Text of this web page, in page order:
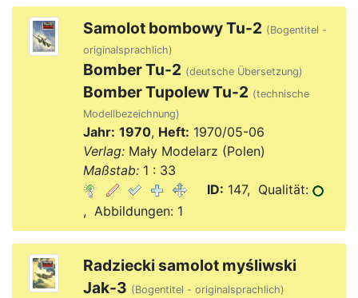
Samolot bombowy Tu-2 (Bogentitel -
originalsprachlich)
Bomber Tu-2 (deutsche Übersetzung)
Bomber Tupolew Tu-2 (technische
Modellbezeichnung)
Jahr: 1970, Heft: 1970/05-06
Verlag:Mały Modelarz (Polen)
Maßstab:1 : 33
ID: 147, Qualität:
, Abbildungen: 1
Radziecki samolot myśliwski
Jak-3 (Bogentitel - originalsprachlich)